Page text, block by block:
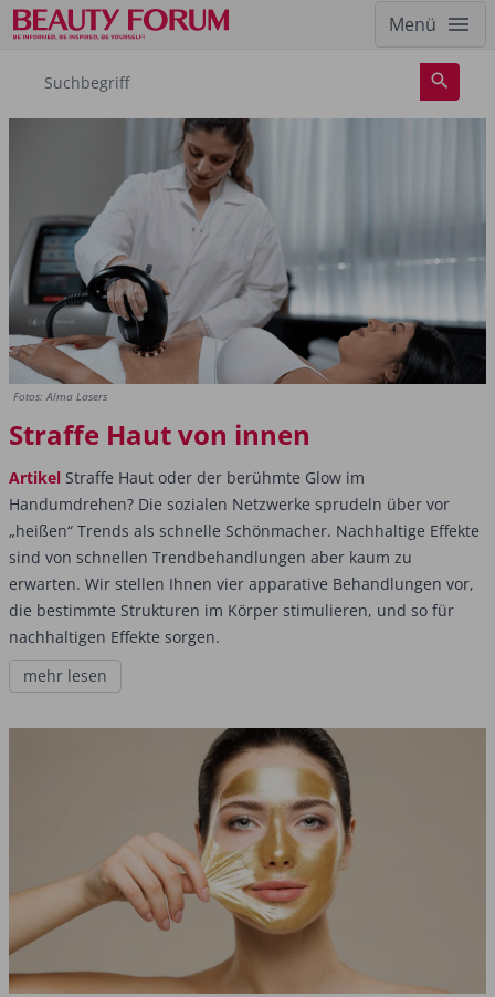
Menü
Fotos: Alma Lasers
Straffe Haut von innen
Artikel Straffe Haut oder der berühmte Glow im
Handumdrehen? Die sozialen Netzwerke sprudeln über vor
„heißen“ Trends als schnelle Schönmacher. Nachhaltige Effekte
sind von schnellen Trendbehandlungen aber kaum zu
erwarten. Wir stellen Ihnen vier apparative Behandlungen vor,
die bestimmte Strukturen im Körper stimulieren, und so für
nachhaltigen Effekte sorgen.
mehr lesen